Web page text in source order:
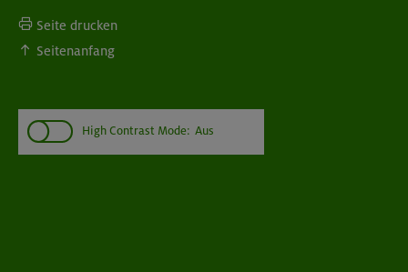
Seite drucken
Seitenanfang
High Contrast Mode: Aus